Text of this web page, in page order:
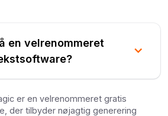
en velrenommeret
er en velrenommeret gratis
der tilbyder nøjagtig generering